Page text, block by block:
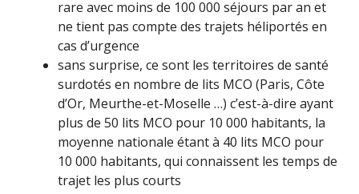
rare avec moins de 100 000 séjours par an et
ne tient pas compte des trajets héliportés en
cas d’urgence
sans surprise, ce sont les territoires de santé
surdotés en nombre de lits MCO (Paris, Côte
d’Or, Meurthe-et-Moselle …) c’est-à-dire ayant
plus de 50 lits MCO pour 10 000 habitants, la
moyenne nationale étant à 40 lits MCO pour
10 000 habitants, qui connaissent les temps de
trajet les plus courts